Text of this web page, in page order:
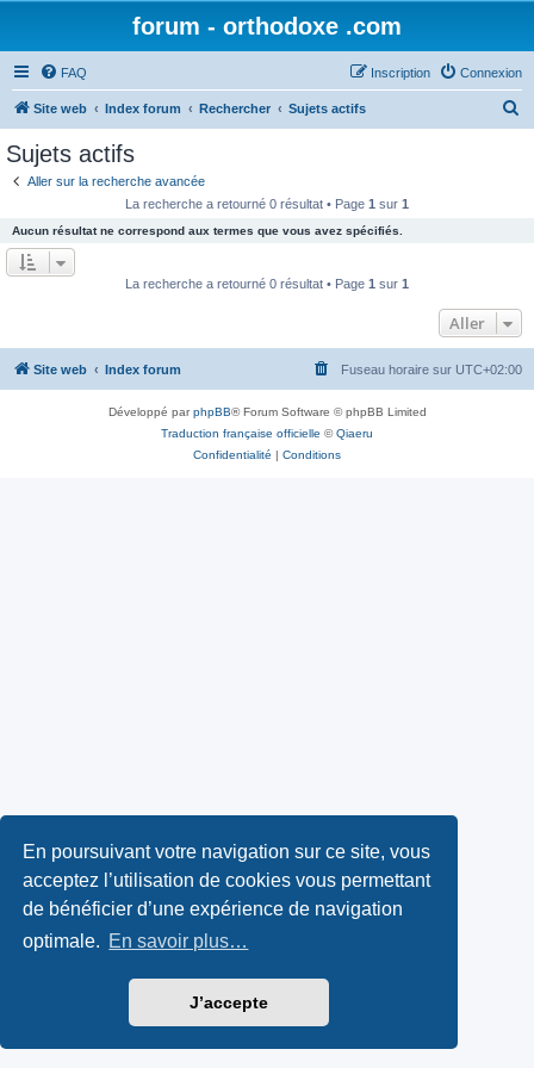
En poursuivant votre navigation sur ce site, vous
acceptez l’utilisation de cookies vous permettant
de bénéficier d’une expérience de navigation
optimale. En savoir plus…
J’accepte
forum - orthodoxe .com
FAQ Connexion
Inscription
Site web Index forum Rechercher Sujets actifs
e
r
Sujets actifs
Aller sur la recherche avancée
La recherche a retourné 0 résultat • Page 1 sur 1
Aucun résultat ne correspond aux termes que vous avez spécifiés.
La recherche a retourné 0 résultat • Page 1 sur 1
Aller
Site web Index forum Fuseau horaire sur UTC+02:00
Développé parphpBB® Forum Software © phpBB Limited
Traduction française officielle ©Qiaeru
Confidentialité | Conditions